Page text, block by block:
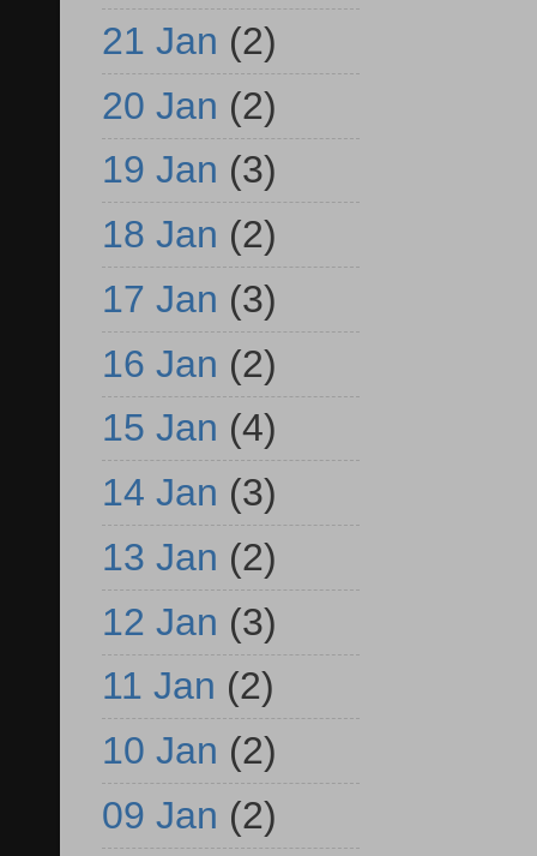
21 Jan (2)
20 Jan (2)
19 Jan (3)
18 Jan (2)
17 Jan (3)
16 Jan (2)
15 Jan (4)
14 Jan (3)
13 Jan (2)
12 Jan (3)
11 Jan (2)
10 Jan (2)
09 Jan (2)